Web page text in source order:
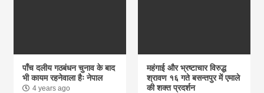
पाँच दलीय गठबंधन चुनाव के बाद
भी कायम रहनेवाला हैः नेपाल
4 years ago
महंगाई और भ्रष्टाचार विरुद्ध
श्रावण १६ गते बसन्तपुर में एमाले
की शक्त प्रदर्शन